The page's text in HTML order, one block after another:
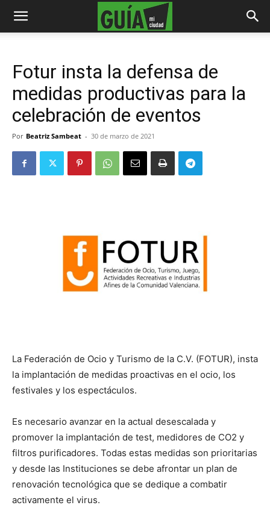
Fotur insta la defensa de
medidas productivas para la
celebración de eventos
Por Beatriz Sambeat - 30 de marzo de 2021
La Federación de Ocio y Turismo de la C.V. (FOTUR), insta
la implantación de medidas proactivas en el ocio, los
festivales y los espectáculos.
Es necesario avanzar en la actual desescalada y
promover la implantación de test, medidores de CO2 y
filtros purificadores. Todas estas medidas son prioritarias
y desde las Instituciones se debe afrontar un plan de
renovación tecnológica que se dedique a combatir
activamente el virus.